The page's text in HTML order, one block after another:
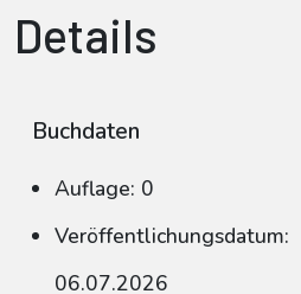
Details
Buchdaten
Auflage: 0
Veröffentlichungsdatum:
06.07.2026